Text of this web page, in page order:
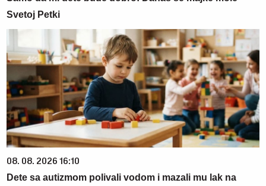
Svetoj Petki
08. 08. 2026 16:10
Dete sa autizmom polivali vodom i mazali mu lak na